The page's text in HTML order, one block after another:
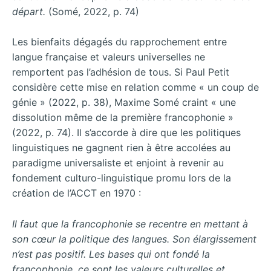
départ. (Somé, 2022, p. 74)
Les bienfaits dégagés du rapprochement entre
langue française et valeurs universelles ne
remportent pas l’adhésion de tous. Si Paul Petit
considère cette mise en relation comme « un coup de
génie » (2022, p. 38), Maxime Somé craint « une
dissolution même de la première francophonie »
(2022, p. 74). Il s’accorde à dire que les politiques
linguistiques ne gagnent rien à être accolées au
paradigme universaliste et enjoint à revenir au
fondement culturo-linguistique promu lors de la
création de l’ACCT en 1970 :
Il faut que la francophonie se recentre en mettant à
son cœur la politique des langues. Son élargissement
n’est pas positif. Les bases qui ont fondé la